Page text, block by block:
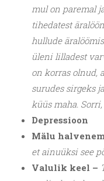
mul on paremal
tihedatest
hullude
üleni lilladest
on korras olnud,
surudes sirgeks
küüs maha.
Depressioon
Mälu
et ainuüksi see
Valulik keel –